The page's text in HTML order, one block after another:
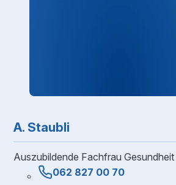
A. Staubli
Auszubildende Fachfrau Gesundheit
062 827 00 70